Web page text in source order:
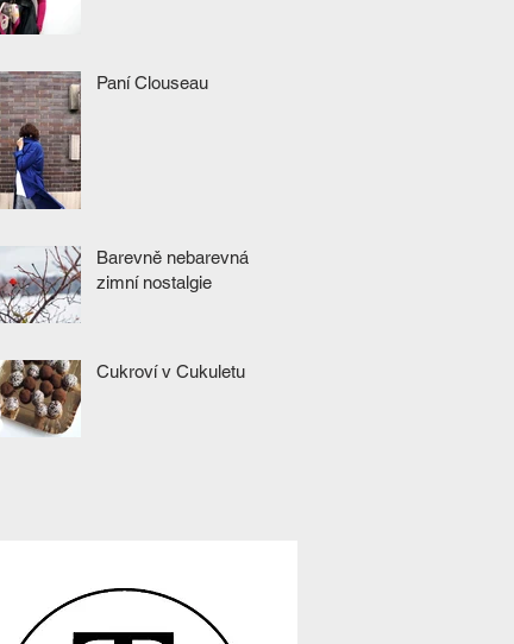
Paní Clouseau
Barevně nebarevná
zimní nostalgie
Cukroví v Cukuletu